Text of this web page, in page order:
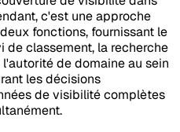
c'est une approche
fonctions, fournissant le
de classement, la recherche
de domaine au sein
les décisions
de visibilité complètes